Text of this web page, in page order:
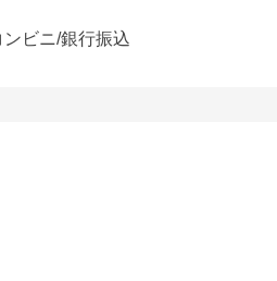
ンビニ/銀行振込